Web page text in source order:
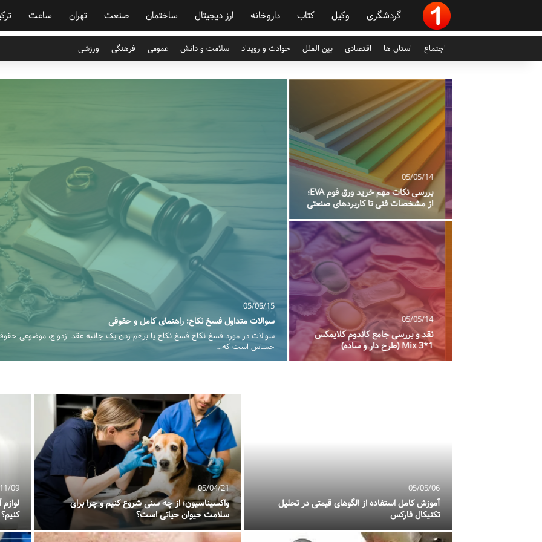
گردشگری وکیل کتاب داروخانه ارز دیجیتال ساختمان صنعت تهران ساعت
اجتماع استان ها اقتصادی بین الملل حوادث و رویداد سلامت و دانش عمومی فرهنگی ورزشی
05/05/15
سوالات متداول فسخ نکاح: راهنمای کامل و حقوقی
سوالات در مورد فسخ نکاح فسخ نکاح یا برهم زدن یک جانبه عقد ازدواج، موضوعی
حساس است که…
05/05/14
بررسی نکات مهم خرید ورق فوم EVA؛
از مشخصات فنی تا کاربردهای صنعتی
05/05/14
نقد و بررسی جامع کاندوم کلایمکس
Mix 3*1 (طرح دار و ساده)
05/05/06
آموزش کامل استفاده از الگوهای قیمتی در تحلیل
تکنیکال فارکس
05/04/21
واکسیناسیون؛ از چه سنی شروع کنیم و چرا برای
سلامت حیوان حیاتی است؟
09
کنیم؟